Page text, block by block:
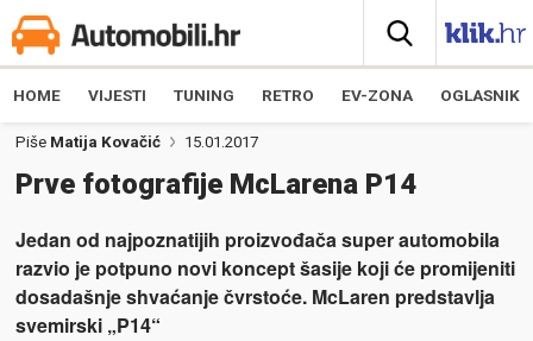
HOME VIJESTI TUNING RETRO EV-ZONA OGLASNIK
Piše Matija Kovačić 15.01.2017
Prve fotografije McLarena P14
Jedan od najpoznatijih proizvođača super automobila
razvio je potpuno novi koncept šasije koji će promijeniti
dosadašnje shvaćanje čvrstoće. McLaren predstavlja
svemirski „P14“